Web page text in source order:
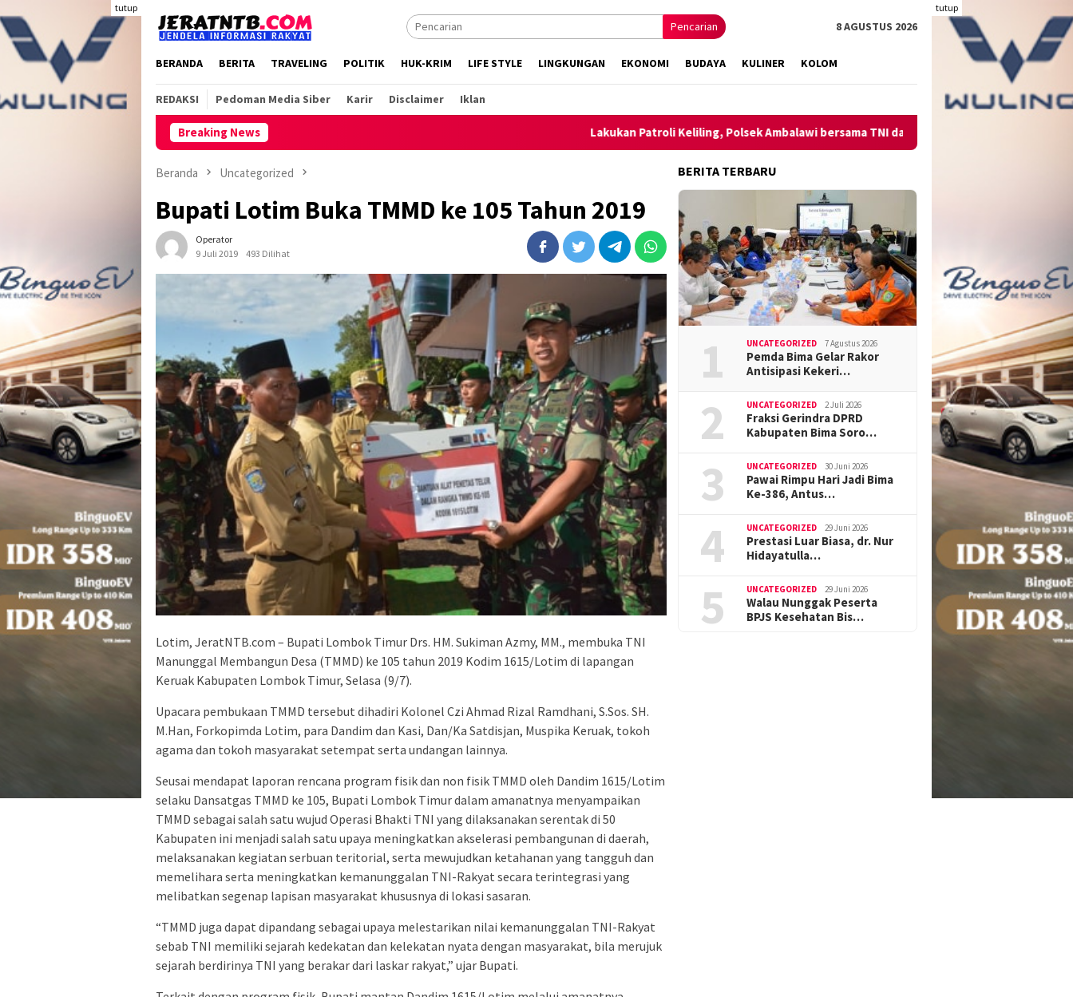
ke
konten
tutup tutup
Pencarian 8 AGUSTUS 2026
BERANDA BERITA TRAVELING POLITIK HUK-KRIM LIFE STYLE LINGKUNGAN EKONOMI BUDAYA KULINER KOLOM
REDAKSI Pedoman Media Siber Karir Disclaimer Iklan
Breaking News Lakukan Patroli Keliling, Polsek Ambalawi bersama TNI dan SatPolPP Sita Minuman Keras
Beranda Uncategorized
Bupati Lotim Buka TMMD ke 105 Tahun 2019
Operator
9 Juli 2019
493 Dilihat
Lotim, JeratNTB.com – Bupati Lombok Timur Drs. HM. Sukiman Azmy, MM., membuka TNI
Manunggal Membangun Desa (TMMD) ke 105 tahun 2019 Kodim 1615/Lotim di lapangan
Keruak Kabupaten Lombok Timur, Selasa (9/7).
Upacara pembukaan TMMD tersebut dihadiri Kolonel Czi Ahmad Rizal Ramdhani, S.Sos. SH.
M.Han, Forkopimda Lotim, para Dandim dan Kasi, Dan/Ka Satdisjan, Muspika Keruak, tokoh
agama dan tokoh masyarakat setempat serta undangan lainnya.
Seusai mendapat laporan rencana program fisik dan non fisik TMMD oleh Dandim 1615/Lotim
selaku Dansatgas TMMD ke 105, Bupati Lombok Timur dalam amanatnya menyampaikan
TMMD sebagai salah satu wujud Operasi Bhakti TNI yang dilaksanakan serentak di 50
Kabupaten ini menjadi salah satu upaya meningkatkan akselerasi pembangunan di daerah,
melaksanakan kegiatan serbuan teritorial, serta mewujudkan ketahanan yang tangguh dan
memelihara serta meningkatkan kemanunggalan TNI-Rakyat secara terintegrasi yang
melibatkan segenap lapisan masyarakat khususnya di lokasi sasaran.
“TMMD juga dapat dipandang sebagai upaya melestarikan nilai kemanunggalan TNI-Rakyat
sebab TNI memiliki sejarah kedekatan dan kelekatan nyata dengan masyarakat, bila merujuk
sejarah berdirinya TNI yang berakar dari laskar rakyat,” ujar Bupati.
BERITA TERBARU
1 UNCATEGORIZED 7 Agustus 2026
Pemda Bima Gelar Rakor
Antisipasi Kekeri…
2 UNCATEGORIZED 2 Juli 2026
Fraksi Gerindra DPRD
Kabupaten Bima Soro…
3 UNCATEGORIZED 30 Juni 2026
Pawai Rimpu Hari Jadi Bima
Ke-386, Antus…
4 UNCATEGORIZED 29 Juni 2026
Prestasi Luar Biasa, dr. Nur
Hidayatulla…
5 UNCATEGORIZED 29 Juni 2026
Walau Nunggak Peserta
BPJS Kesehatan Bis…